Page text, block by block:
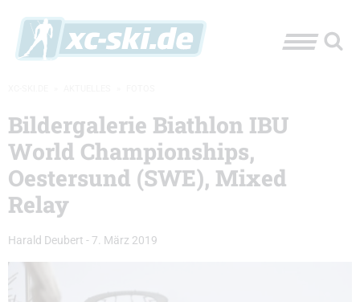
Bildergalerie Biathlon IBU
World Championships,
Oestersund (SWE), Mixed
Relay
Harald Deubert - 7. März 2019